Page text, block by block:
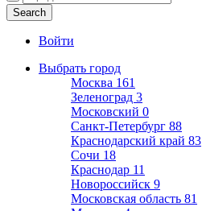
Войти
Выбрать город
Москва 161
Зеленоград 3
Московский 0
Санкт-Петербург 88
Краснодарский край 83
Сочи 18
Краснодар 11
Новороссийск 9
Московская область 81